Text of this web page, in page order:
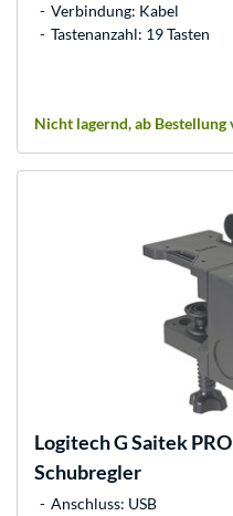
Verbindung: Kabel
Tastenanzahl: 19 Tasten
Nicht lagernd, ab
LogitechG Saitek
Schubregler
Anschluss: USB